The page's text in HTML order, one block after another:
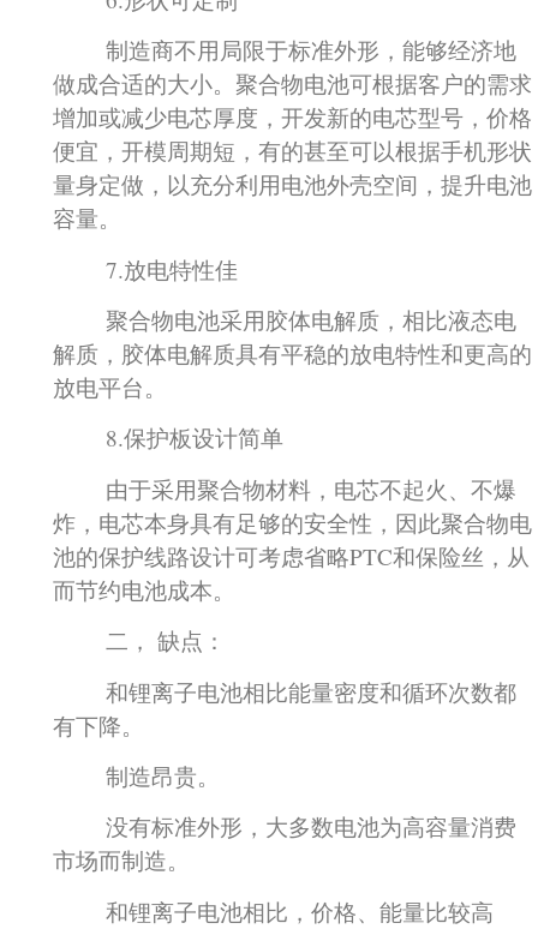
制造商不用局限于标准外形，能够经济地
做成合适的大小。聚合物电池可根据客户的需求
增加或减少电芯厚度，开发新的电芯型号，价格
便宜，开模周期短，有的甚至可以根据手机形状
量身定做，以充分利用电池外壳空间，提升电池
容量。
7.放电特性佳
聚合物电池采用胶体电解质，相比液态电
解质，胶体电解质具有平稳的放电特性和更高的
放电平台。
8.保护板设计简单
由于采用聚合物材料，电芯不起火、不爆
炸，电芯本身具有足够的安全性，因此聚合物电
池的保护线路设计可考虑省略PTC和保险丝，从
而节约电池成本。
二， 缺点：
和锂离子电池相比能量密度和循环次数都
有下降。
制造昂贵。
没有标准外形，大多数电池为高容量消费
市场而制造。
和锂离子电池相比，价格、能量比较高